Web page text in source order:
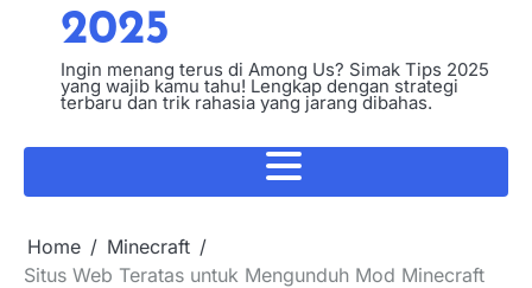
2025
Ingin menang terus di Among Us? Simak Tips 2025
yang wajib kamu tahu! Lengkap dengan strategi
terbaru dan trik rahasia yang jarang dibahas.
Home
Minecraft
Situs Web Teratas untuk Mengunduh Mod Minecraft